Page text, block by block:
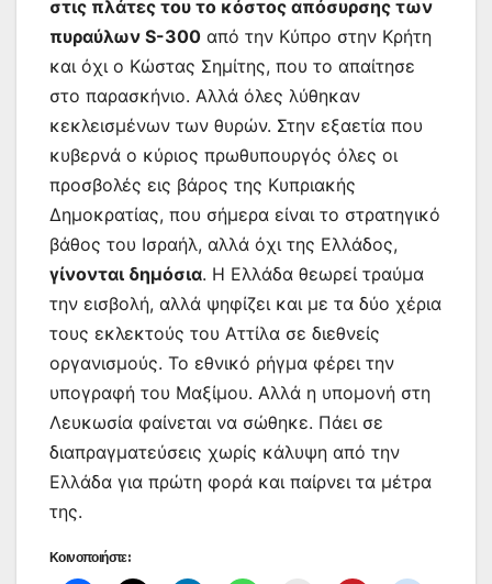
στις πλάτες του το κόστος απόσυρσης των
πυραύλων S-300 από την Κύπρο στην Κρήτη
και όχι ο Κώστας Σημίτης, που το απαίτησε
στο παρασκήνιο. Αλλά όλες λύθηκαν
κεκλεισμένων των θυρών. Στην εξαετία που
κυβερνά ο κύριος πρωθυπουργός όλες οι
προσβολές εις βάρος της Κυπριακής
Δημοκρατίας, που σήμερα είναι το στρατηγικό
βάθος του Ισραήλ, αλλά όχι της Ελλάδος,
γίνονται δημόσια. Η Ελλάδα θεωρεί τραύμα
την εισβολή, αλλά ψηφίζει και με τα δύο χέρια
τους εκλεκτούς του Αττίλα σε διεθνείς
οργανισμούς. Το εθνικό ρήγμα φέρει την
υπογραφή του Μαξίμου. Αλλά η υπομονή στη
Λευκωσία φαίνεται να σώθηκε. Πάει σε
διαπραγματεύσεις χωρίς κάλυψη από την
Ελλάδα για πρώτη φορά και παίρνει τα μέτρα
της.
Κοινοποιήστε: